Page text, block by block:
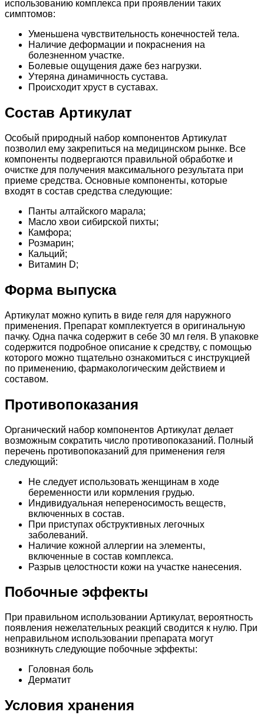
использованию комплекса при проявлении таких
симптомов:
Уменьшена чувствительность конечностей тела.
Наличие деформации и покраснения на
болезненном участке.
Болевые ощущения даже без нагрузки.
Утеряна динамичность сустава.
Происходит хруст в суставах.
Состав Артикулат
Особый природный набор компонентов Артикулат
позволил ему закрепиться на медицинском рынке. Все
компоненты подвергаются правильной обработке и
очистке для получения максимального результата при
приеме средства. Основные компоненты, которые
входят в состав средства следующие:
Панты алтайского марала;
Масло хвои сибирской пихты;
Камфора;
Розмарин;
Кальций;
Витамин D;
Форма выпуска
Артикулат можно купить в виде геля для наружного
применения. Препарат комплектуется в оригинальную
пачку. Одна пачка содержит в себе 30 мл геля. В упаковке
содержится подробное описание к средству, с помощью
которого можно тщательно ознакомиться с инструкцией
по применению, фармакологическим действием и
составом.
Противопоказания
Органический набор компонентов Артикулат делает
возможным сократить число противопоказаний. Полный
перечень противопоказаний для применения геля
следующий:
Не следует использовать женщинам в ходе
беременности или кормления грудью.
Индивидуальная непереносимость веществ,
включенных в состав.
При приступах обструктивных легочных
заболеваний.
Наличие кожной аллергии на элементы,
включенные в состав комплекса.
Разрыв целостности кожи на участке нанесения.
Побочные эффекты
При правильном использовании Артикулат, вероятность
появления нежелательных реакций сводится к нулю. При
неправильном использовании препарата могут
возникнуть следующие побочные эффекты:
Головная боль
Дерматит
Условия хранения